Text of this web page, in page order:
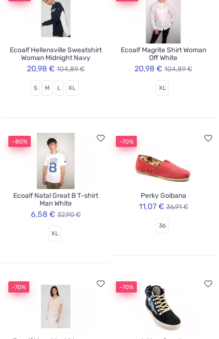
Ecoalf Hellensville Sweatshirt
Woman Midnight Navy
20,98 € 104,89 €
S M L XL
Ecoalf Magrite Shirt Woman
Off White
20,98 € 104,89 €
XL
-80%
Ecoalf Natal Great B T-shirt
Man White
6,58 € 32,90 €
XL
-70%
Perky Goibana
11,07 € 36,91 €
36
-70% -70%